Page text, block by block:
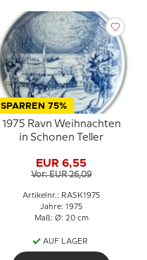
SPARREN 75%
1975 Ravn Weihnachten
in Schonen Teller
EUR 6,55
Vor: EUR 26,09
Artikelnr.: RASK1975
Jahre: 1975
Maß: Ø: 20 cm
AUF LAGER